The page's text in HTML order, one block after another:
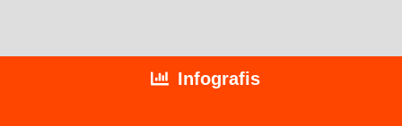
Infografis